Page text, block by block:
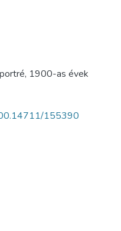
portré, 1900-as évek
155390